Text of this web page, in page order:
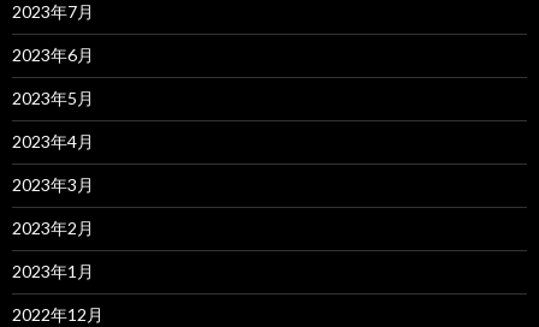
2023年7月
2023年6月
2023年5月
2023年4月
2023年3月
2023年2月
2023年1月
2022年12月